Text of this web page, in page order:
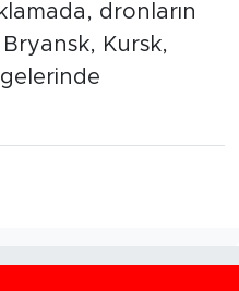
dronların
Bryansk, Kursk,